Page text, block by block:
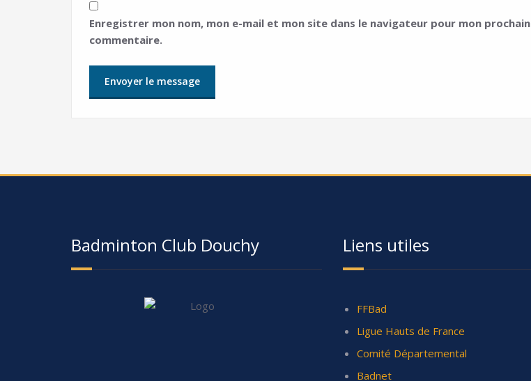
Enregistrer mon nom, mon e-mail et mon site dans le navigateur pour mon prochain
commentaire.
Badminton Club Douchy Liens utiles
FFBad
Ligue Hauts de France
Comité Départemental
Badnet